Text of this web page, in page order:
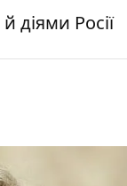
діями Росії